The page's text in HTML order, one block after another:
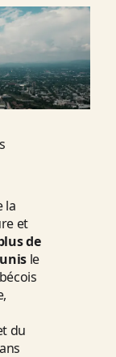
la
et
de
le
du